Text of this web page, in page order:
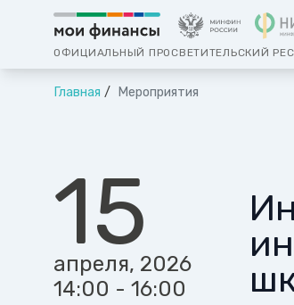
ОФИЦИАЛЬНЫЙ ПРОСВЕТИТЕЛЬСКИЙ
Главная Мероприятия
15
апреля, 2026
14:00 - 16:00